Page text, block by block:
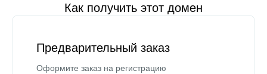
Как получить этот домен
Предварительный заказ
Оформите заказ на регистрацию